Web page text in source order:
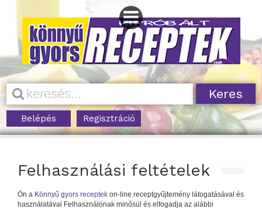
Belépés Regisztráció
Felhasználási feltételek
Ön a Könnyű gyors receptek on-line receptgyűjtemény látogatásával és
használatával Felhasználónak minősül és elfogadja az alábbi